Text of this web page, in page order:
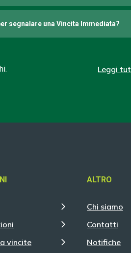
segnalare una Vincita Immediata?
Leggi
vincite
ALTRO
Chi siamo
Contatti
Notifiche